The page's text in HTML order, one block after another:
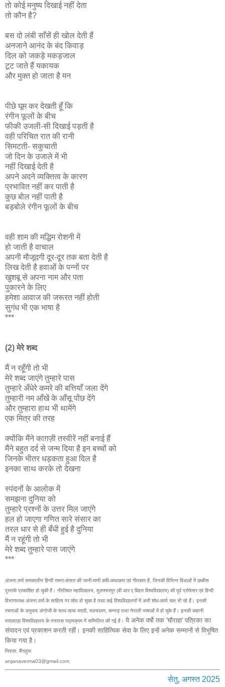
तो कोई मनुष्य दिखाई नहीं देता
तो कौन है?
बस दो लंबी साँसें ही खोल देती हैं
अनजाने आनंद के बंद किवाड़
दिल को जकड़े मकड़जाल
टूट जाते हैं यकायक
और मुक्त हो जाता है मन
पीछे घूम कर देखती हूँ कि
रंगीन फूलों के बीच
फीकी उजली-सी दिखाई पड़ती है
वही परिचित रात की रानी
सिमटती- सकुचाती
जो दिन के उजाले में भी
नहीं दिखाई देती है
अपने अदने व्यक्तित्व के कारण
प्रभावित नहीं कर पाती है
कुछ बोल नहीं पाती है
बड़बोले रंगीन फूलों के बीच
वही शाम की मद्धिम रोशनी में
हो जाती है वाचाल
अपनी मौजूदगी दूर-दूर तक बता देती है
लिख देती है हवाओं के पन्नों पर
खुशबू से अपना नाम और पता
पुकारने के लिए
हमेशा आवाज की जरूरत नहीं होती
सुगंध भी एक भाषा है
***
(2) मेरे शब्द
मैं न रहूँगी तो भी
मेरे शब्द जाएंगे तुम्हारे पास
तुम्हारे अँधेरे कमरे की बत्तियाँ जला देंगे
तुम्हारी नम आँखें के आँसू पोंछ देंगे
और तुम्हारा हाथ भी थामेंगे
एक मित्र की तरह
क्योंकि मैंने काग़ज़ी तस्वीरें नहीं बनाई हैं
मैंने बहुत दर्द से जन्म दिया है इन बच्चों को
जिनके भीतर धड़कता हुआ दिल है
इनका साथ करके तो देखना
स्पंदनों के आलोक में
समझना दुनिया को
तुम्हारे प्रश्नों के उत्तर मिल जाएंगे
हल हो जाएगा गणित सारे संसार का
तरल धार से ही बँधी हुई है दुनिया
मैं न रहूंगी तो भी
मेरे शब्द तुम्हारे पास जाएंगे
***
अंजना वर्मा समकालीन हिन्दी रचना-संसार की जानी-मानी कवि-कथाकार एवं गीतकार हैं, जिनकी विभिन्न विधाओं में छब्बीस
पुस्तकें प्रकाशित हो चुकी हैं। नीतीश्वर महाविद्यालय, मुज़फ्फरपुर (बी आर ए बिहार विश्वविद्यालय) की पूर्व प्रोफेसर एवं हिन्दी
विभागाध्यक्ष अंजना वर्मा के साहित्य पर शोध हो चुका है तथा कई विश्वविद्यालयों में अभी शोध-कार्य चल भी रहे हैं। इनकी
रचनाओं के अनुवाद अंग्रेजी के साथ-साथ मराठी, मलयालम, कन्नड़ तथा नेपाली भाषाओं में हो चुके हैं। इनकी कहानी
मराठवाड़ा विश्वविद्यालय के स्नातक पाठ्यक्रम में सम्मिलित की गई है। ये अनेक वर्षो तक 'चौराहा' पत्रिका का
संपादन एवं प्रकाशन करती रहीं। इनकी साहित्यिक सेवा के लिए इन्हें अनेक सम्मानों से विभूषित
किया गया है।
निवास: बैंगलुरू
anjanaverma03@gmail.com
सेतु, अगस्त 2025